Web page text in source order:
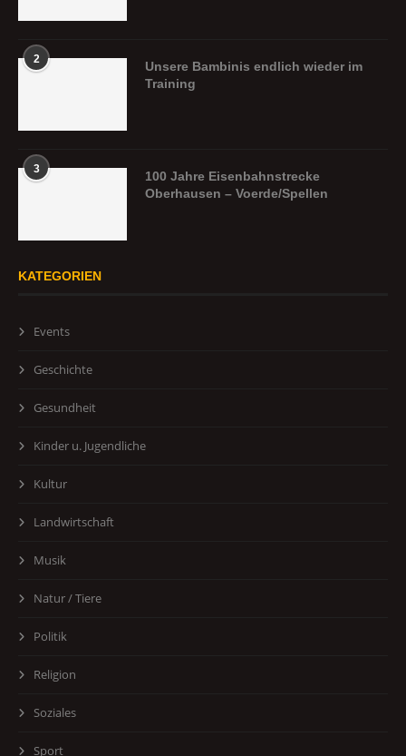
2
Unsere Bambinis endlich wieder im
Training
3
100 Jahre Eisenbahnstrecke
Oberhausen – Voerde/Spellen
KATEGORIEN
Events
Geschichte
Gesundheit
Kinder u. Jugendliche
Kultur
Landwirtschaft
Musik
Natur / Tiere
Politik
Religion
Soziales
Sport